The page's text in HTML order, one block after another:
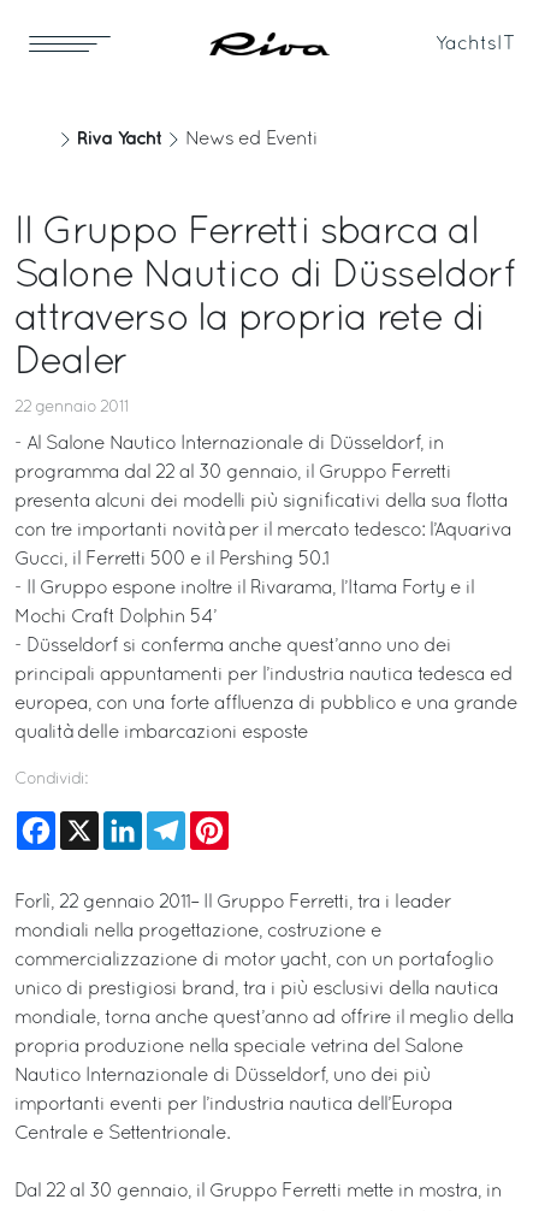
Yachts
Riva Yacht News ed Eventi
Il Gruppo Ferretti sbarca al
Salone Nautico di Düsseldorf
attraverso la propria rete di
Dealer
22 gennaio 2011
- Al Salone Nautico Internazionale di Düsseldorf, in
programma dal 22 al 30 gennaio, il Gruppo Ferretti
presenta alcuni dei modelli più significativi della sua flotta
con tre importanti novità per il mercato tedesco: l’Aquariva
Gucci, il Ferretti 500 e il Pershing 50.1
- Il Gruppo espone inoltre il Rivarama, l’Itama Forty e il
Mochi Craft Dolphin 54’
- Düsseldorf si conferma anche quest’anno uno dei
principali appuntamenti per l’industria nautica tedesca ed
europea, con una forte affluenza di pubblico e una grande
qualità delle imbarcazioni esposte
Condividi:
Facebook
X LinkedInTelegram
Forlì, 22 gennaio 2011– Il Gruppo Ferretti, tra i leader
mondiali nella progettazione, costruzione e
commercializzazione di motor yacht, con un portafoglio
unico di prestigiosi brand, tra i più esclusivi della nautica
mondiale, torna anche quest’anno ad offrire il meglio della
propria produzione nella speciale vetrina del Salone
Nautico Internazionale di Düsseldorf, uno dei più
importanti eventi per l’industria nautica dell’Europa
Centrale e Settentrionale.
Dal 22 al 30 gennaio, il Gruppo Ferretti mette in mostra, in